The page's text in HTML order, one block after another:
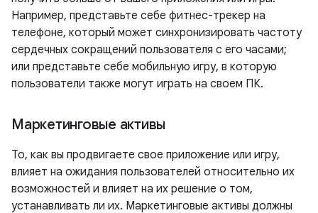
Например, представьте себе фитнес-трекер на
телефоне, который может синхронизировать частоту
сердечных сокращений пользователя с его часами;
или представьте себе мобильную игру, в которую
пользователи также могут играть на своем ПК.
Маркетинговые активы
То, как вы продвигаете свое приложение или игру,
влияет на ожидания пользователей относительно их
возможностей и влияет на их решение о том,
устанавливать ли их. Маркетинговые активы должны